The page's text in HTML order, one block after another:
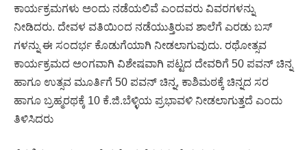
ಕಾರ್ಯಕ್ರಮಗಳು ಅಂದು ನಡೆಯಲಿವೆ ಎಂದವರು ವಿವರಗಳನ್ನು
ನೀಡಿದರು. ದೇವಳ ವತಿಯಿಂದ ನಡೆಯುತ್ತಿರುವ ಶಾಲೆಗೆ ಎರಡು ಬಸ್
ಗಳನ್ನು ಈ ಸಂದರ್ಭ ಕೊಡುಗೆಯಾಗಿ ನೀಡಲಾಗುವುದು. ರಥೋತ್ಸವ
ಕಾರ್ಯಕ್ರಮದ ಅಂಗವಾಗಿ ವಿಶೇಷವಾಗಿ ಪಟ್ಟದ ದೇವರಿಗೆ 50 ಪವನ್ ಚಿನ್ನ
ಹಾಗೂ ಉತ್ಸವ ಮೂರ್ತಿಗೆ 50 ಪವನ್ ಚಿನ್ನ, ಕಾಶಿಮಠಕ್ಕೆ ಚಿನ್ನದ ಸರ
ಹಾಗೂ ಬ್ರಹ್ಮರಥಕ್ಕೆ 10 ಕೆ.ಜಿ.ಬೆಳ್ಳಿಯ ಪ್ರಭಾವಳಿ ನೀಡಲಾಗುತ್ತದೆ ಎಂದು
ತಿಳಿಸಿದರು